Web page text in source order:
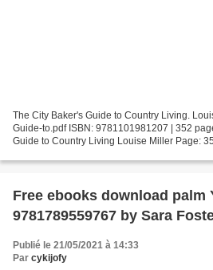
The City Baker's Guide to Country Living.
Guide-to.pdf ISBN: 9781101981207 | 352
Guide to Country Living Louise Miller Page:
Free ebooks download palm
9781789559767 by Sara
Publié le 21/05/2021 à 14:33
Par cykijofy